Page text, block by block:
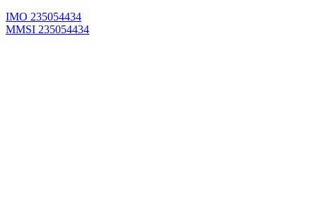
IMO 235054434
MMSI 235054434